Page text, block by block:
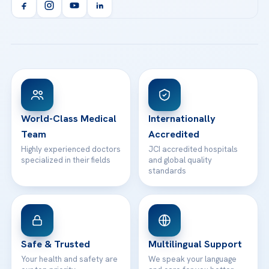
Orthopedics & Traumatology
Acibadem Kartal Hospital
View All Hospitals
Health Library
Patient Rights
Contact
info@acibademhealthpoint.com
Email us
WhatsApp Support
World-Class Medical
Team
Highly experienced doctors
specialized in their fields
Internationally
Accredited
JCI accredited hospitals
and global quality
standards
Safe & Trusted
Your health and safety are
Multilingual Support
We speak your language